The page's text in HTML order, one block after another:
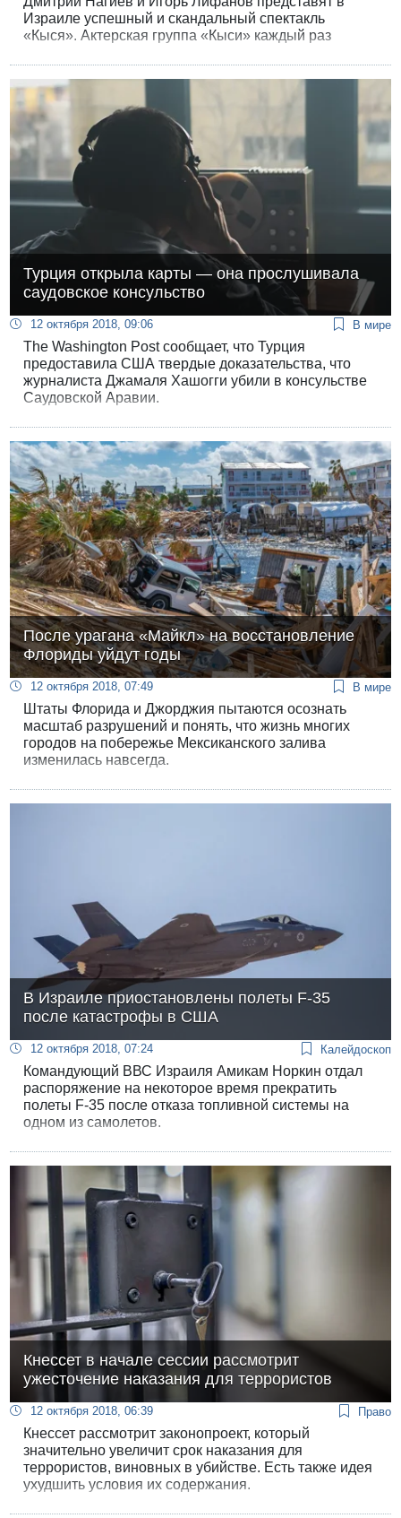
Израиле успешный и скандальный спектакль
«Кыся». Актерская группа «Кыси» каждый раз
Турция открыла карты — она прослушивала
саудовское консульство
12 октября 2018, 09:06 В мире
The Washington Post сообщает, что Турция
предоставила США твердые доказательства, что
журналиста Джамаля Хашогги убили в консульстве
Саудовской Аравии.
После урагана «Майкл» на восстановление
Флориды уйдут годы
12 октября 2018, 07:49 В мире
Штаты Флорида и Джорджия пытаются осознать
масштаб разрушений и понять, что жизнь многих
городов на побережье Мексиканского залива
изменилась навсегда.
В Израиле приостановлены полеты F-35
после катастрофы в США
12 октября 2018, 07:24 Калейдоскоп
Командующий ВВС Израиля Амикам Норкин отдал
распоряжение на некоторое время прекратить
полеты F-35 после отказа топливной системы на
одном из самолетов.
Кнессет в начале сессии рассмотрит
ужесточение наказания для террористов
12 октября 2018, 06:39 Право
Кнессет рассмотрит законопроект, который
значительно увеличит срок наказания для
террористов, виновных в убийстве. Есть также идея
ухудшить условия их содержания.